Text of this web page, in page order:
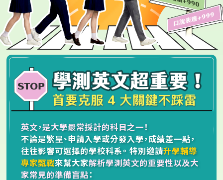
英文，是大學最常採計的科目之一！
不論是繁星、申請入學或分發入學，成績差一點，
往往影響可選擇的學校科系。 特別邀請升學輔導
專家甄戰來幫大家解析學測英文的重要性以及大
家常見的準備盲點 ：